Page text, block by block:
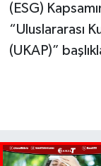
(ESG)
“Uluslararası
(UKAP)”